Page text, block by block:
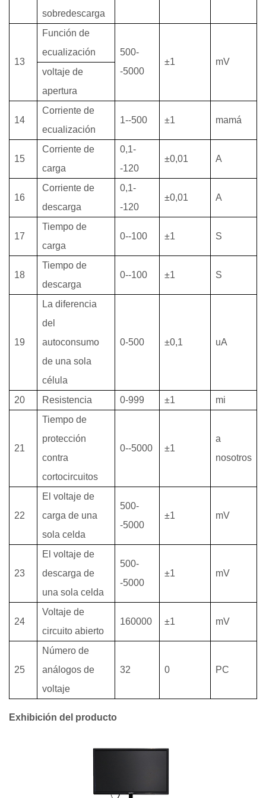
sobredescarga
13
Función de
ecualización
500-
-5000
±1
mV
voltaje de
apertura
14
Corriente de
ecualización
1--500 ±1 mamá
15
Corriente de
carga
0,1-
-120
±0,01 A
16
Corriente de
descarga
0,1-
-120
±0,01 A
17
Tiempo de
carga
0--100 ±1 S
18
Tiempo de
descarga
0--100 ±1 S
19
La diferencia
del
autoconsumo
de una sola
célula
0-500 ±0,1 uA
20 Resistencia 0-999 ±1 mi
21
Tiempo de
protección
contra
cortocircuitos
0--5000 ±1
a
nosotros
22
El voltaje de
carga de una
sola celda
500-
-5000
±1 mV
23
El voltaje de
descarga de
una sola celda
500-
-5000
±1 mV
24
Voltaje de
circuito abierto
160000 ±1 mV
25
Número de
análogos de
voltaje
32 0 PC
Exhibición del producto